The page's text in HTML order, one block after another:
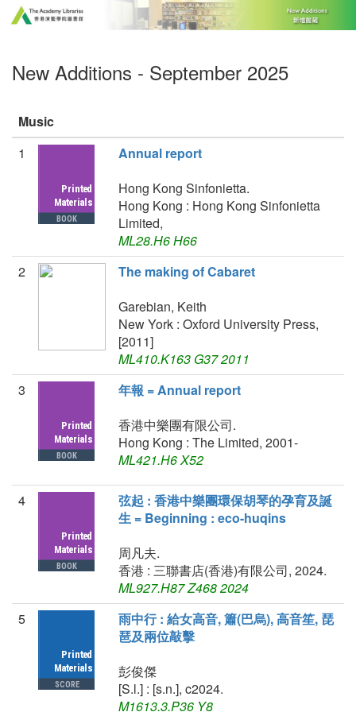
New Additions - September 2025
Music
1
Annual report
Hong Kong Sinfonietta.
Hong Kong : Hong Kong Sinfonietta
Limited,
ML28.H6 H66
2
The making of Cabaret
Garebian, Keith
New York : Oxford University Press,
[2011]
ML410.K163 G37 2011
3
年報 = Annual report
香港中樂團有限公司.
Hong Kong : The Limited, 2001-
ML421.H6 X52
4
弦起 : 香港中樂團環保胡琴的孕育及誕
生 = Beginning : eco-huqins
周凡夫.
香港 : 三聯書店(香港)有限公司, 2024.
ML927.H87 Z468 2024
5
雨中行 : 給女高音, 簫(巴烏), 高音笙, 琵
琶及兩位敲擊
彭俊傑
[S.l.] : [s.n.], c2024.
M1613.3.P36 Y8